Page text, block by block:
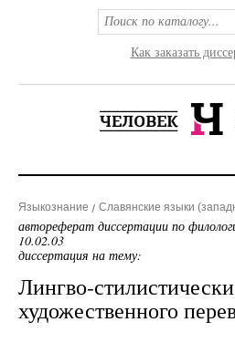
Как заказать
Языкознание Славянские языки
автореферат диссертации по
10.02.03
диссертация на тему:
Лингво-
художественного